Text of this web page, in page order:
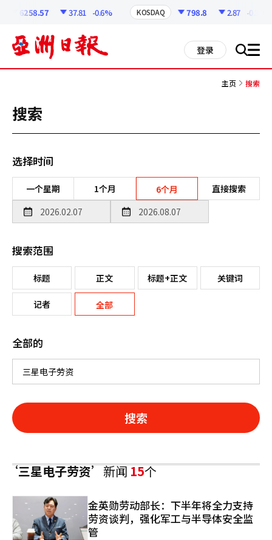
6258.57 37.81 -0.6% KOSDAQ 798.8 2.87 -0.36%
登录 搜 all
主页 搜索
搜索
选择时间
一个星期 1个月 6个月 直接搜索
搜索范围
标题 正文 标题+正文 关键词
记者 全部
全部的
搜索
‘三星电子劳资’新闻15个
金英勋劳动部长：下半年将全力支持
劳资谈判，强化军工与半导体安全监
管